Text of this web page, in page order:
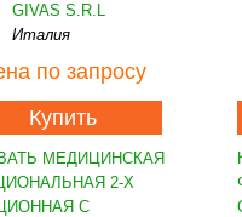
GIVAS S.R.L
Италия
по запросу
Купить
МЕДИЦИНСКАЯ
2-Х
С